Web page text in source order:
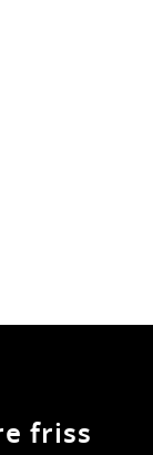
friss